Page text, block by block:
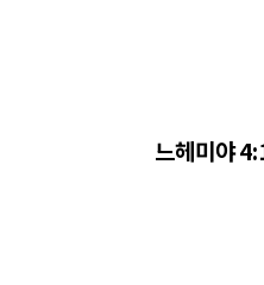
느헤미야